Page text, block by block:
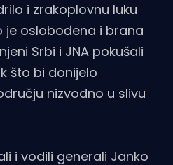
i zrakoplovnu luku
je oslobođena i brana
Srbi i JNA pokušali
što bi donijelo
nizvodno u slivu
i vodili generali Janko